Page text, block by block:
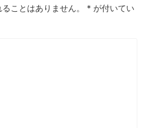
ことはありません。 * が付いてい